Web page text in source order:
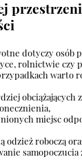
dotyczy osób
rolnictwie czy
warto
obciążających
miejsc
odzież roboczą
samopoczucia